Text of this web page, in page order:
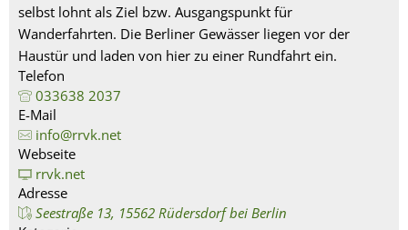
selbst lohnt als Ziel bzw. Ausgangspunkt für
Wanderfahrten. Die Berliner Gewässer liegen vor der
Haustür und laden von hier zu einer Rundfahrt ein.
Telefon
033638 2037
E-Mail
info@rrvk.net
Webseite
rrvk.net
Adresse
Seestraße 13, 15562 Rüdersdorf bei Berlin